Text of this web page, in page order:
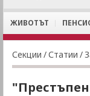
ЖИВОТЪТ
Секции /Статии /